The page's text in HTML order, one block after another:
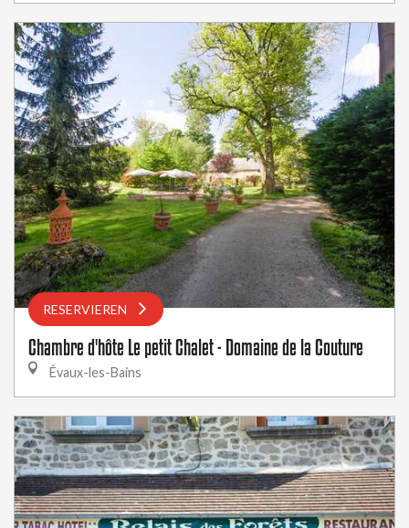
RESERVIEREN
Chambre d'hôte Le petit Chalet - Domaine de la Couture
Évaux-les-Bains